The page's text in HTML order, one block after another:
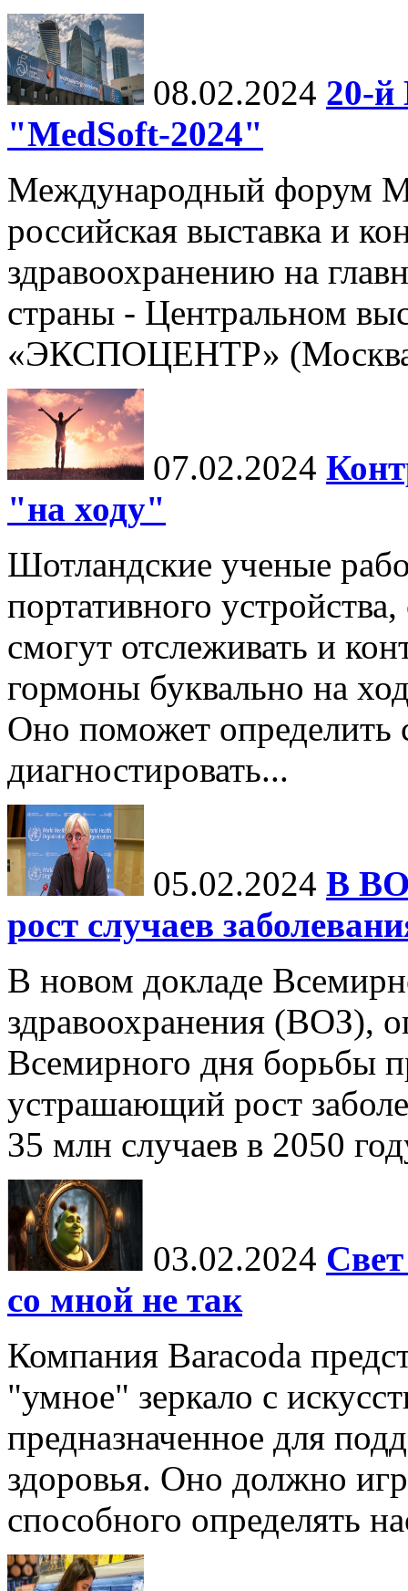
08.02.2024 20-
"MedSoft-2024"
Международный форум
российская выставка и
здравоохранению на
страны - Центральном
«ЭКСПОЦЕНТР»
07.02.2024
"на ходу"
Шотландские ученые
портативного
смогут отслеживать и
гормоны буквально на
Оно поможет
диагностировать...
05.02.2024 В
рост случаев
В новом докладе
здравоохранения (ВОЗ),
Всемирного дня борьбы
устрашающий рост
35 млн случаев в 2050
03.02.2024
со мной не так
Компания Baracoda
"умное" зеркало с
предназначенное для
здоровья. Оно должно
способного определять